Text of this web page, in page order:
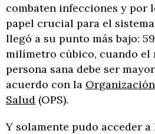
combaten infecciones y por
papel crucial para el
llegó a su punto más bajo:
milímetro cúbico, cuando el
persona sana debe ser
acuerdo con la
Salud (OPS).
Y solamente pudo acceder a